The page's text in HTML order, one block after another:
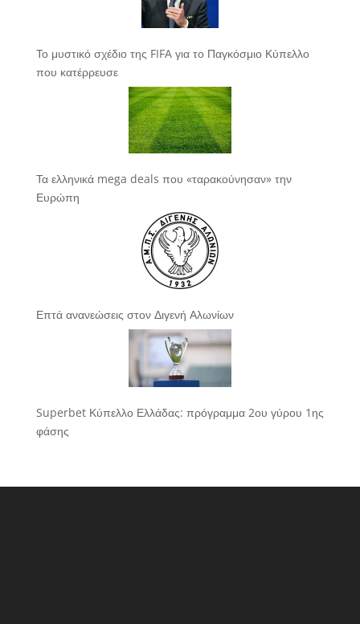
Το μυστικό σχέδιο της FIFA για το Παγκόσμιο Κύπελλο
που κατέρρευσε
Τα ελληνικά mega deals που «ταρακούνησαν» την
Ευρώπη
Επτά ανανεώσεις στον Διγενή Αλωνίων
Superbet Κύπελλο Ελλάδας: πρόγραμμα 2ου γύρου 1ης
φάσης